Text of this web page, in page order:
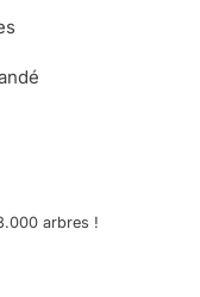
arbres !